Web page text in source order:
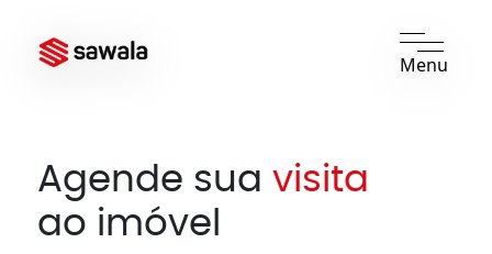
Menu
Agende suavisita
ao imóvel